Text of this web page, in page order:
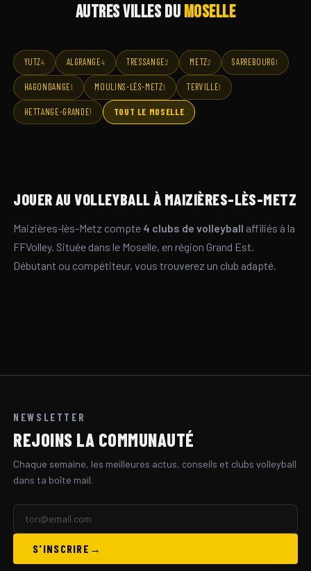
AUTRES VILLES DUMOSELLE
YUTZ4 ALGRANGE4 TRESSANGE2 METZ2 SARREBOURG1
HAGONDANGE1 MOULINS-LÈS-METZ1 TERVILLE1
HETTANGE-GRANDE1 TOUT LE MOSELLE
JOUER AU VOLLEYBALL À MAIZIÈRES-LÈS-METZ
Maizières-lès-Metz compte 4 clubs de volleyball affiliés à la
FFVolley. Située dans le Moselle, en région Grand Est.
Débutant ou compétiteur, vous trouverez un club adapté.
NEWSLETTER
REJOINS LA COMMUNAUTÉ
Chaque semaine, les meilleures actus, conseils et clubs volleyball
dans ta boîte mail.
S'INSCRIRE